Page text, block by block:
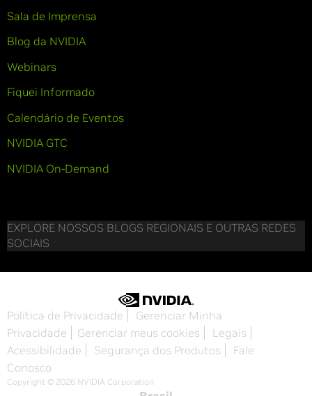
Sala de Imprensa
Blog da NVIDIA
Webinars
Fiquei Informado
Calendário de Eventos
NVIDIA GTC
NVIDIA On-Demand
EXPLORE NOSSOS BLOGS REGIONAIS E OUTRAS REDES
SOCIAIS
Política de Privacidade
Gerenciar Minha
Privacidade
Gerenciar meus cookies
Legais
Acessibilidade
Segurança dos Produtos
Fale
Conosco
Copyright © 2026 NVIDIA Corporation